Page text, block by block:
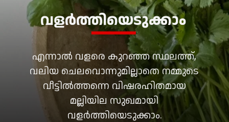
എന്നാൽ വളരെ കുറഞ്ഞ സ്ഥലത്ത്,
വലിയ ചെലവൊന്നുമില്ലാതെ നമ്മുടെ
വീട്ടിൽത്തന്നെ വിഷരഹിതമായ
മല്ലിയില സുഖമായി
വളർത്തിയെടുക്കാം.
വളർത്തിയെടുക്കാം